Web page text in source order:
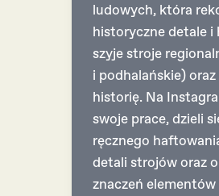
ludowych, która
historyczne detale
szyje stroje
i podhalańskie)
historię. Na
swoje prace, dzieli
ręcznego
detali strojów oraz
znaczeń